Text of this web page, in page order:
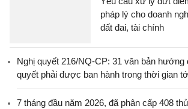
pháp lý cho doanh
đất đai, tài chính
Nghị quyết 216/NQ-CP: 31 văn bản hướng
quyết phải được ban hành trong thời gian
7 tháng đầu năm 2026, đã phân cấp 408